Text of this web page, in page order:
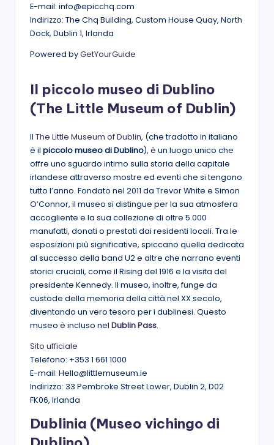
E-mail: info@epicchq.com
Indirizzo: The Chq Building, Custom House Quay, North
Dock, Dublin 1, Irlanda
Powered byGetYourGuide
Il piccolo museo di Dublino
(The Little Museum of Dublin)
Il The Little Museum of Dublin, (che tradotto in italiano
è il piccolo museo di Dublino), è un luogo unico che
offre uno sguardo intimo sulla storia della capitale
irlandese attraverso mostre ed eventi che si tengono
tutto l’anno. Fondato nel 2011 da Trevor White e Simon
O’Connor, il museo si distingue per la sua atmosfera
accogliente e la sua collezione di oltre 5.000
manufatti, donati o prestati dai residenti locali. Tra le
esposizioni più significative, spiccano quella dedicata
al successo della band U2 e altre che narrano eventi
storici cruciali, come il Rising del 1916 e la visita del
presidente Kennedy. Il museo, inoltre, funge da
custode della memoria della città nel XX secolo,
diventando un vero tesoro per i dublinesi. Questo
museo è incluso nel Dublin Pass.
Sito ufficiale
Telefono: +353 1 661 1000
E-mail: Hello@littlemuseum.ie
Indirizzo: 33 Pembroke Street Lower, Dublin 2, D02
FK06, Irlanda
Dublinia (Museo vichingo di